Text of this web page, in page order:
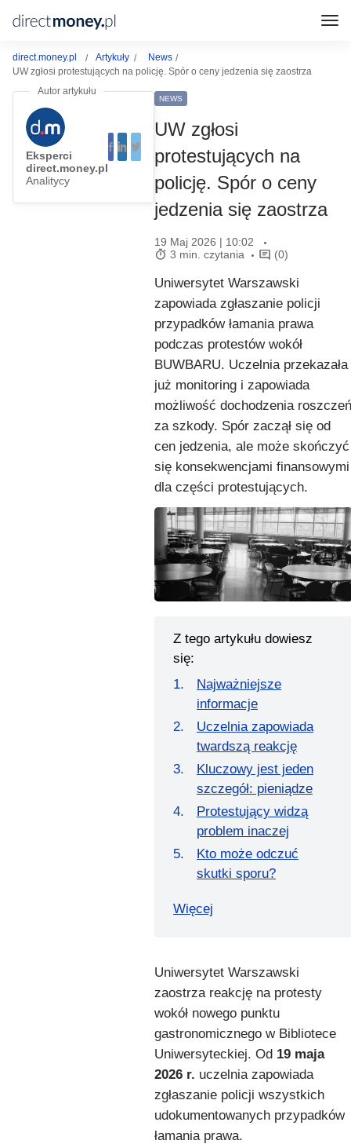
direct.money.pl Artykuły
News
UW zgłosi protestujących na policję. Spór o ceny jedzenia się zaostrza
Eksperci
direct.money.pl
Analitycy
NEWS
UW zgłosi
protestujących na
policję. Spór o ceny
jedzenia się zaostrza
19 Maj 2026 | 10:02
3 min. czytania
(0)
Uniwersytet Warszawski
zapowiada zgłaszanie policji
przypadków łamania prawa
podczas protestów wokół
BUWBARU. Uczelnia przekazała
już monitoring i zapowiada
możliwość dochodzenia roszczeń
za szkody. Spór zaczął się od
cen jedzenia, ale może skończyć
się konsekwencjami finansowymi
dla części protestujących.
Z tego artykułu dowiesz
się:
Najważniejsze
informacje
Uczelnia zapowiada
twardszą reakcję
Kluczowy jest jeden
szczegół: pieniądze
Protestujący widzą
problem inaczej
Kto może odczuć
skutki sporu?
Więcej
Uniwersytet Warszawski
zaostrza reakcję na protesty
wokół nowego punktu
gastronomicznego w Bibliotece
Uniwersyteckiej. Od 19 maja
2026 r. uczelnia zapowiada
zgłaszanie policji wszystkich
udokumentowanych przypadków
łamania prawa.